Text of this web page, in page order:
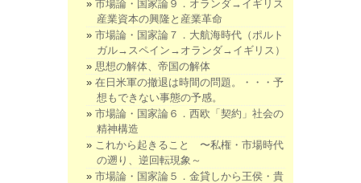
市場論・国家論９．オランダ→イギリス
産業資本の興隆と産業革命
市場論・国家論７．大航海時代（ポルト
ガル→スペイン→オランダ→イギリス）
思想の解体、帝国の解体
在日米軍の撤退は時間の問題。・・・予
想もできない事態の予感。
市場論・国家論６．西欧「契約」社会の
精神構造
これから起きること 〜私権・市場時代
の遡り、逆回転現象～
市場論・国家論５．金貸しから王侯・貴